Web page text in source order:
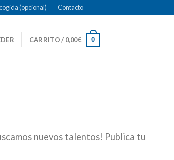
(opcional) Contacto
CARRITO / 0,00€ 0
nuevos talentos! Publica tu